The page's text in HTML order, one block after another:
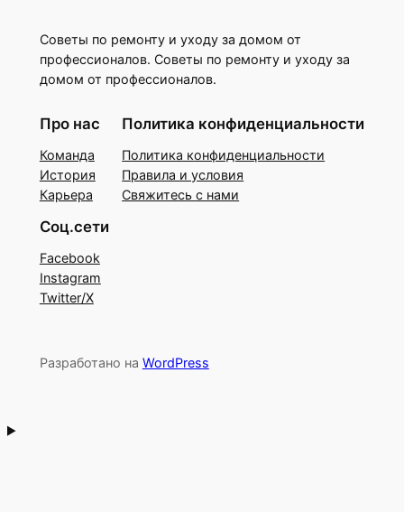
Советы по ремонту и уходу за домом от
профессионалов. Советы по ремонту и уходу за
домом от профессионалов.
Про нас
Команда
История
Карьера
Политика конфиденциальности
Политика конфиденциальности
Правила и условия
Свяжитесь с нами
Соц.сети
Facebook
Instagram
Twitter/X
Разработано на WordPress